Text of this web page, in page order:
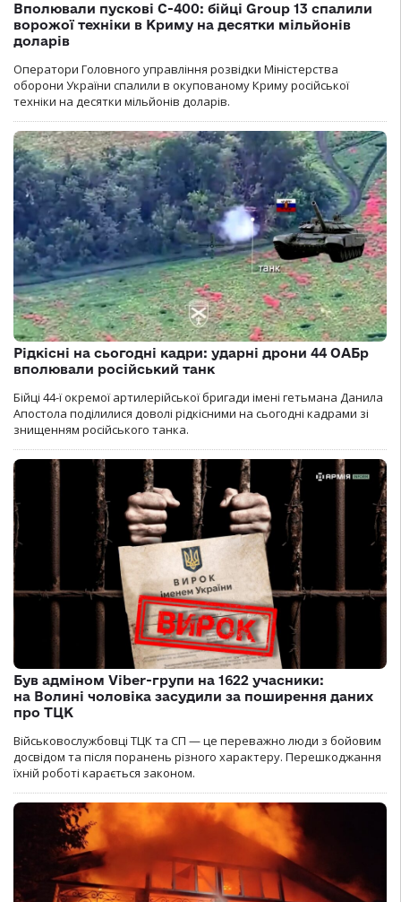
Вполювали пускові С-400: бійці Group 13 спалили
ворожої техніки в Криму на десятки мільйонів
доларів
Оператори Головного управління розвідки Міністерства
оборони України спалили в окупованому Криму російської
техніки на десятки мільйонів доларів.
Рідкісні на сьогодні кадри: ударні дрони 44 ОАБр
вполювали російський танк
Бійці 44-ї окремої артилерійської бригади імені гетьмана Данила
Апостола поділилися доволі рідкісними на сьогодні кадрами зі
знищенням російського танка.
Був адміном Viber-групи на 1622 учасники:
на Волині чоловіка засудили за поширення даних
про ТЦК
Військовослужбовці ТЦК та СП — це переважно люди з бойовим
досвідом та після поранень різного характеру. Перешкоджання
їхній роботі карається законом.